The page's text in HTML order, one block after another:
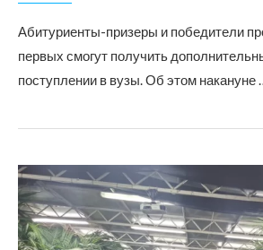
Абитуриенты-призеры и победители
первых смогут получить
поступлении в вузы. Об этом накануне